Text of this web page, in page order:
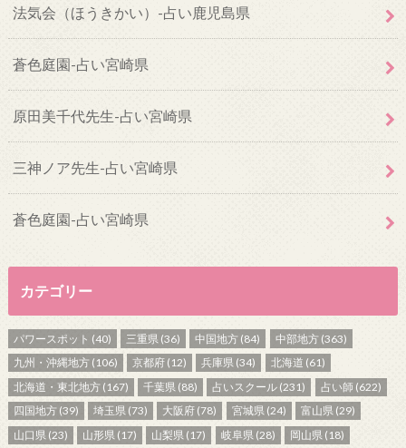
法気会（ほうきかい）-占い鹿児島県
蒼色庭園-占い宮崎県
原田美千代先生-占い宮崎県
三神ノア先生-占い宮崎県
蒼色庭園-占い宮崎県
カテゴリー
パワースポット (40) 三重県 (36) 中国地方 (84) 中部地方(363)
九州・沖縄地方(106) 京都府 (12) 兵庫県 (34) 北海道 (61)
北海道・東北地方(167) 千葉県 (88) 占いスクール (231) 占い師 (622)
四国地方(39) 埼玉県 (73) 大阪府 (78) 宮城県(24) 富山県(29)
山口県 (23) 山形県 (17) 山梨県 (17) 岐阜県 (28) 岡山県 (18)